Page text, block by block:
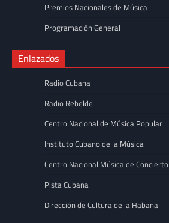
Premios Nacionales de Música
Programación General
Enlazados
Radio Cubana
Radio Rebelde
Centro Nacional de Música Popular
Instituto Cubano de la Música
Centro Nacional Música de Concierto
Pista Cubana
Dirección de Cultura de la Habana